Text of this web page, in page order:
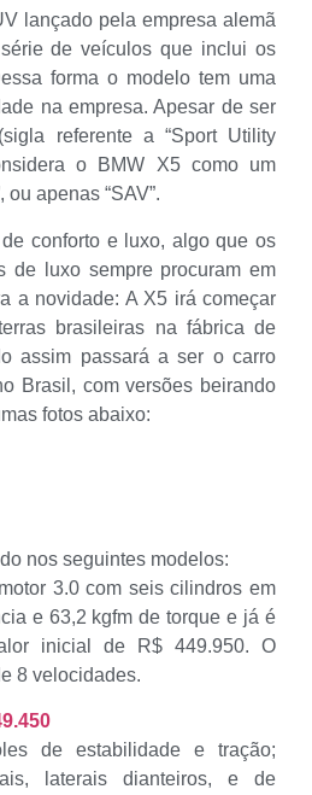
lançado pela empresa alemã
de veículos que inclui os
forma o modelo tem uma
na empresa. Apesar de ser
referente a “Sport Utility
o BMW X5 como um
ou apenas “SAV”.
conforto e luxo, algo que os
de luxo sempre procuram em
a novidade: A X5 irá começar
brasileiras na fábrica de
assim passará a ser o carro
Brasil, com versões beirando
fotos abaixo:
nos seguintes modelos:
3.0 com seis cilindros em
e 63,2 kgfm de torque e já é
inicial de R$ 449.950. O
8 velocidades.
de estabilidade e tração;
laterais dianteiros, e de